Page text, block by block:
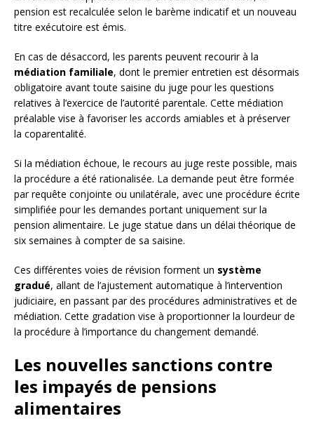
pension est recalculée selon le barème indicatif et un nouveau
titre exécutoire est émis.
En cas de désaccord, les parents peuvent recourir à la
médiation familiale, dont le premier entretien est désormais
obligatoire avant toute saisine du juge pour les questions
relatives à l’exercice de l’autorité parentale. Cette médiation
préalable vise à favoriser les accords amiables et à préserver
la coparentalité.
Si la médiation échoue, le recours au juge reste possible, mais
la procédure a été rationalisée. La demande peut être formée
par requête conjointe ou unilatérale, avec une procédure écrite
simplifiée pour les demandes portant uniquement sur la
pension alimentaire. Le juge statue dans un délai théorique de
six semaines à compter de sa saisine.
Ces différentes voies de révision forment un système
gradué, allant de l’ajustement automatique à l’intervention
judiciaire, en passant par des procédures administratives et de
médiation. Cette gradation vise à proportionner la lourdeur de
la procédure à l’importance du changement demandé.
Les nouvelles sanctions contre
les impayés de pensions
alimentaires